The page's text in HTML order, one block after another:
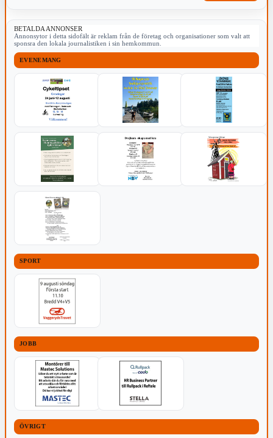
BETALDA ANNONSER
Annonsytor i detta sidofält är reklam från de företag och organisationer som valt att
sponsra den lokala journalistiken i sin hemkommun.
EVENEMANG
SPORT
JOBB
ÖVRIGT